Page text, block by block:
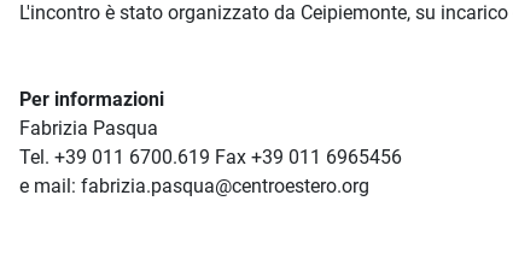
L'incontro è stato organizzato da Ceipiemonte, su
Per informazioni
Fabrizia Pasqua
Tel. +39 011 6700.619 Fax +39 011 6965456
e mail: fabrizia.pasqua@centroestero.org